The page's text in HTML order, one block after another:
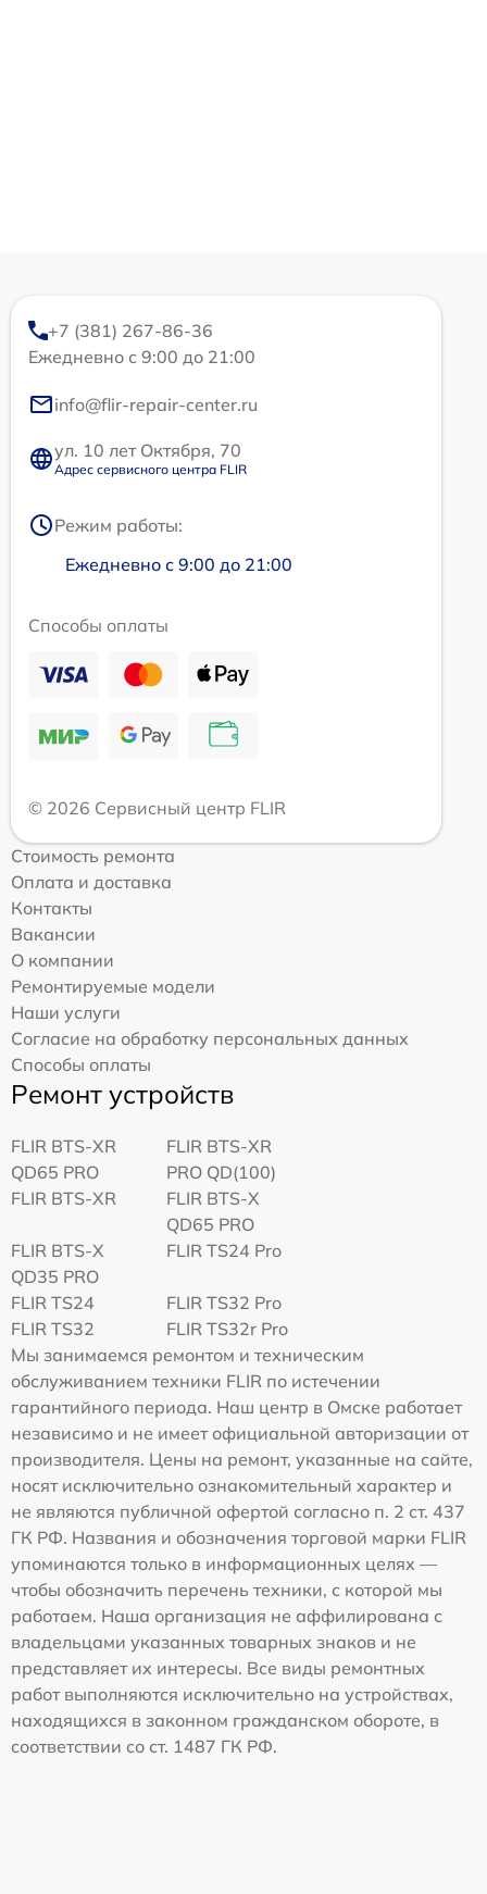
+7 (381) 267-86-36
Ежедневно с 9:00 до 21:00
info@flir-repair-center.ru
ул. 10 лет Октября, 70
Адрес сервисного центра FLIR
Режим работы:
Ежедневно с 9:00 до 21:00
Способы оплаты
© 2026 Сервисный центр FLIR
Стоимость ремонта
Оплата и доставка
Контакты
Вакансии
О компании
Ремонтируемые модели
Наши услуги
Согласие на обработку персональных данных
Способы оплаты
Ремонт устройств
FLIR BTS-XR
QD65 PRO
FLIR BTS-XR
PRO QD(100)
FLIR BTS-XR
FLIR BTS-X
QD65 PRO
FLIR BTS-X
QD35 PRO
FLIR TS24 Pro
FLIR TS24
FLIR TS32 Pro
FLIR TS32
FLIR TS32r Pro
Мы занимаемся ремонтом и техническим
обслуживанием техники FLIR по истечении
гарантийного периода. Наш центр в Омске работает
независимо и не имеет официальной авторизации от
производителя. Цены на ремонт, указанные на сайте,
носят исключительно ознакомительный характер и
не являются публичной офертой согласно п. 2 ст. 437
ГК РФ. Названия и обозначения торговой марки FLIR
упоминаются только в информационных целях —
чтобы обозначить перечень техники, с которой мы
работаем. Наша организация не аффилирована с
владельцами указанных товарных знаков и не
представляет их интересы. Все виды ремонтных
работ выполняются исключительно на устройствах,
находящихся в законном гражданском обороте, в
соответствии со ст. 1487 ГК РФ.